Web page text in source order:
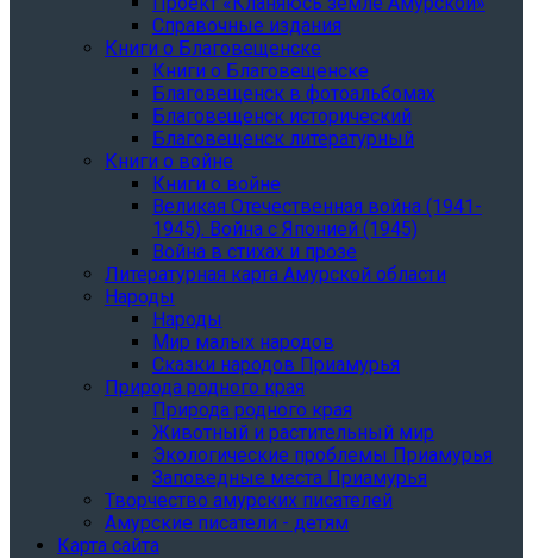
Справочные издания
Книги о Благовещенске
Книги о Благовещенске
Благовещенск в фотоальбомах
Благовещенск исторический
Благовещенск литературный
Книги о войне
Книги о войне
Великая Отечественная война (1941-
1945). Война с Японией (1945)
Война в стихах и прозе
Литературная карта Амурской области
Народы
Народы
Мир малых народов
Сказки народов Приамурья
Природа родного края
Природа родного края
Животный и растительный мир
Экологические проблемы Приамурья
Заповедные места Приамурья
Творчество амурских писателей
Амурские писатели - детям
Карта сайта